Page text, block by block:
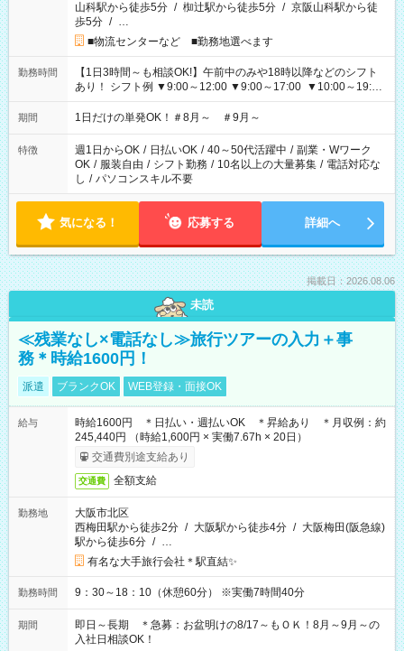
山科駅から徒歩5分 / 椥辻駅から徒歩5分 / 京阪山科駅から徒
歩5分 / …
■物流センターなど ■勤務地選べます
勤務時間
【1日3時間～も相談OK!】午前中のみや18時以降などのシフト
あり！ シフト例 ▼9:00～12:00 ▼9:00～17:00 ▼10:00～19:00
▼18:00～21:00
期間 1日だけの単発OK！＃8月～ ＃9月～
特徴 週1日からOK / 日払いOK / 40～50代活躍中 / 副業・Wワーク
OK / 服装自由 / シフト勤務 / 10名以上の大量募集 / 電話対応な
し / パソコンスキル不要
気になる！ 応募する 詳細へ
掲載日：2026.08.06
未読
≪残業なし×電話なし≫旅行ツアーの入力＋事
務＊時給1600円！
派遣 ブランクOK WEB登録・面接OK
給与
時給1600円 ＊日払い・週払いOK ＊昇給あり ＊月収例：約
245,440円 （時給1,600円 × 実働7.67h × 20日）
交通費別途支給あり
交通費 全額支給
勤務地
大阪市北区
西梅田駅から徒歩2分 / 大阪駅から徒歩4分 / 大阪梅田(阪急線)
駅から徒歩6分 / …
有名な大手旅行会社＊駅直結✨
勤務時間 9：30～18：10（休憩60分） ※実働7時間40分
期間
即日～長期 ＊急募：お盆明けの8/17～もＯＫ！8月～9月～の
入社日相談OK！